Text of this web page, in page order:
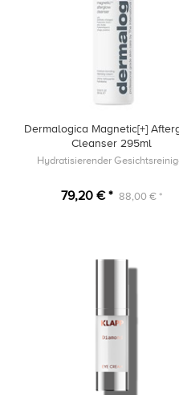
Dermalogica Magnetic[+]
Cleanser 295ml
Hydratisierender
79,20 € * 88,00 € *